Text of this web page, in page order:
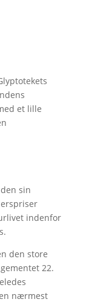
et lille
sin
indenfor
den store
22.
nærmest